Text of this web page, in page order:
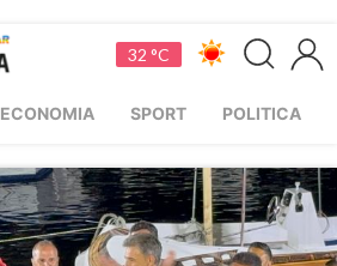
32 °C
ECONOMIA SPORT POLITICA